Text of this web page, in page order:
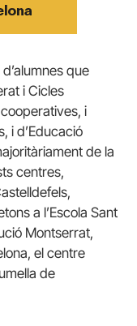
que
i Cicles
i
i d’Educació
de la
centres,
a l’Escola Sant
Montserrat,
el centre
de